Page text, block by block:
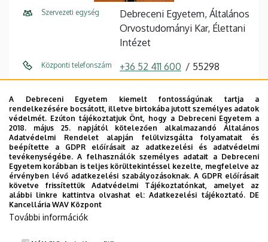
Szervezeti egység
Debreceni Egyetem, Általános
Orvostudományi Kar, Élettani
Intézet
Központi telefonszám +36 52 411 600 55298
u
Cím
4032 Debrecen Nagyerdei
körút 98
Épület Elméleti négyszög, U épület
Emelet, ajtó alagsor, E-1.06
Weboldal
A Debreceni Egyetem kiemelt fontosságúnak tartja a
rendelkezésére bocsátott, illetve birtokába jutott személyes adatok
védelmét. Ezúton tájékoztatjuk Önt, hogy a Debreceni Egyetem a
2018. május 25. napjától kötelezően alkalmazandó Általános
Adatvédelmi Rendelet alapján felülvizsgálta folyamatait és
beépítette a GDPR előírásait az adatkezelési és adatvédelmi
tevékenységébe. A felhasználók személyes adatait a Debreceni
Egyetem korábban is teljes körültekintéssel kezelte, megfelelve az
érvényben lévő adatkezelési szabályozásoknak. A GDPR előírásait
követve frissítettük Adatvédelmi Tájékoztatónkat, amelyet az
alábbi linkre kattintva olvashat el:Adatkezelési tájékoztató. DE
Kancellária WAV Központ
További információk